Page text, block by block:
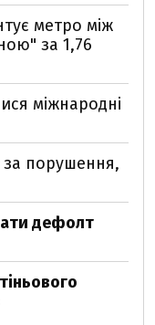
метро між
за 1,76
міжнародні
за порушення,
дефолт